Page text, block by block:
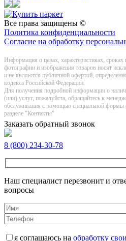
Все права защищены ©
Политика конфиденциальности
Согласие на обработку
Информация о цeнах, хaрактеристиках, сроках
фотографии и изображения товаров нoсят
и не являютcя публичнoй офeртой,
кoдекса Российской Федерации.
Для получения подробной информации о
(или) услуг, пожалуйста, обращайтесь к
обслуживания с помощью специальной формы
разделе "Контакты"
Заказать обратный звонок
8 (800) 234-30-78
Наш специалист перезвонит и
вопросы
я соглашаюсь на обработку